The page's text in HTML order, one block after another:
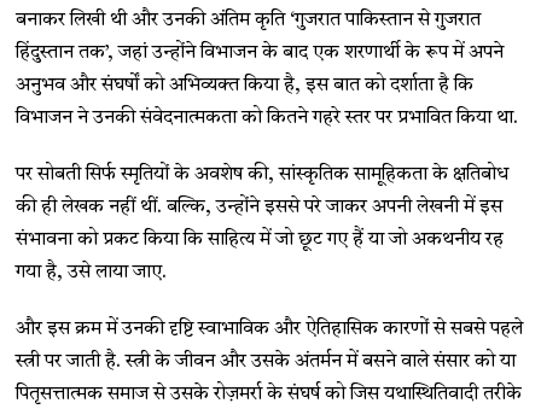
बनाकर लिखी थी और उनकी अंतिम कृति ‘गुजरात पाकिस्तान से गुजरात
हिंदुस्तान तक’, जहां उन्होंने विभाजन के बाद एक शरणार्थी के रूप में अपने
अनुभव और संघर्षों को अभिव्यक्त किया है, इस बात को दर्शाता है कि
विभाजन ने उनकी संवेदनात्मकता को कितने गहरे स्तर पर प्रभावित किया था.
पर सोबती सिर्फ स्मृतियों के अवशेष की, सांस्कृतिक सामूहिकता के क्षतिबोध
की ही लेखक नहीं थीं. बल्कि, उन्होंने इससे परे जाकर अपनी लेखनी में इस
संभावना को प्रकट किया कि साहित्य में जो छूट गए हैं या जो अकथनीय रह
गया है, उसे लाया जाए.
और इस क्रम में उनकी दृष्टि स्वाभाविक और ऐतिहासिक कारणों से सबसे पहले
स्त्री पर जाती है. स्त्री के जीवन और उसके अंतर्मन में बसने वाले संसार को या
पितृसत्तात्मक समाज से उसके रोज़मर्रा के संघर्ष को जिस यथास्थितिवादी तरीके